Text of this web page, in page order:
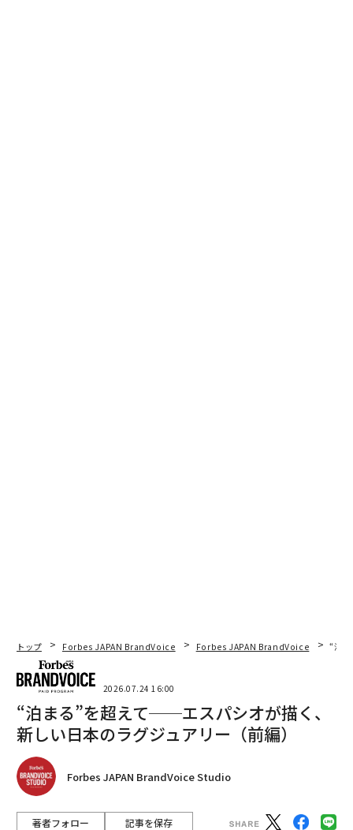
硬直的な予測演習としてではなく、リスクから保護しな
がら、金の卵を産む可能性のある稀なブラックスワンに
備える生きたプロセスとして扱う企業である。
（forbes.com 原文）
2026年9月号発売中
トップ Forbes JAPAN BrandVoice Forbes JAPAN BrandVoice “泊
2026.07.24 16:00
“泊まる”を超えて──エスパシオが描く、
新しい日本のラグジュアリー（前編）
Forbes JAPAN BrandVoice Studio
著者フォロー 記事を保存